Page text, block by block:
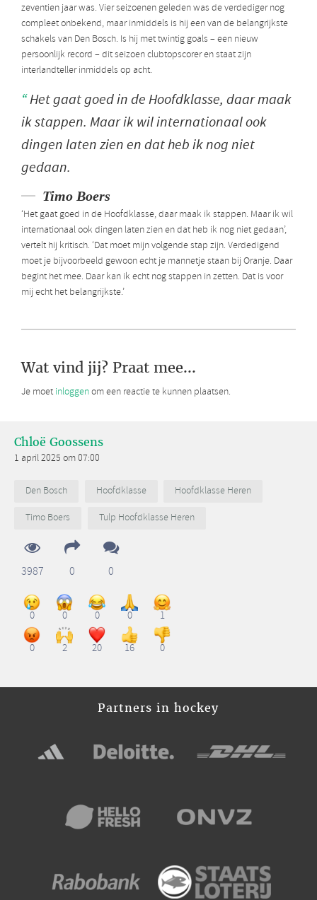
zeventien jaar was. Vier seizoenen geleden was de verdediger nog
compleet onbekend, maar inmiddels is hij een van de belangrijkste
schakels van Den Bosch. Is hij met twintig goals – een nieuw
persoonlijk record – dit seizoen clubtopscorer en staat zijn
interlandteller inmiddels op acht.
Het gaat goed in de Hoofdklasse, daar maak
ik stappen. Maar ik wil internationaal ook
dingen laten zien en dat heb ik nog niet
gedaan.
Timo Boers
‘Het gaat goed in de Hoofdklasse, daar maak ik stappen. Maar ik wil
internationaal ook dingen laten zien en dat heb ik nog niet gedaan’,
vertelt hij kritisch. ‘Dat moet mijn volgende stap zijn. Verdedigend
moet je bijvoorbeeld gewoon echt je mannetje staan bij Oranje. Daar
begint het mee. Daar kan ik echt nog stappen in zetten. Dat is voor
mij echt het belangrijkste.’
Wat vind jij? Praat mee...
Je moet inloggenom een reactie te kunnen plaatsen.
Chloë Goossens
1 april 2025 om 07:00
Den Bosch Hoofdklasse
Hoofdklasse Heren
Timo Boers
Tulp Hoofdklasse Heren
3987 0 0
0 0 0 0 1
0 2 20 16 0
Partners in hockey